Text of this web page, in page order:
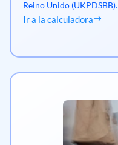
Reino Unido (UKPDSBB).
Ir a la calculadora